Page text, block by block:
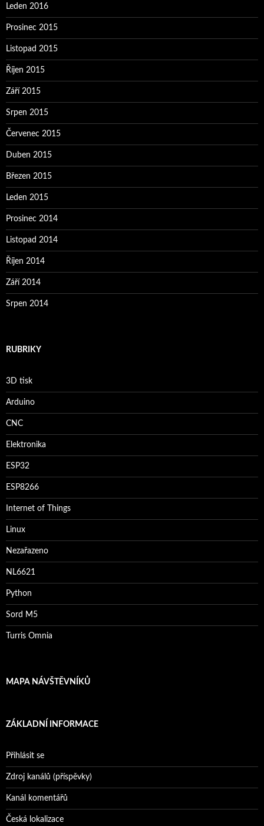
Leden 2016
Prosinec 2015
Listopad 2015
Říjen 2015
Září 2015
Srpen 2015
Červenec 2015
Duben 2015
Březen 2015
Leden 2015
Prosinec 2014
Listopad 2014
Říjen 2014
Září 2014
Srpen 2014
RUBRIKY
3D tisk
Arduino
CNC
Elektronika
ESP32
ESP8266
Internet of Things
Linux
Nezařazeno
NL6621
Python
Sord M5
Turris Omnia
MAPA NÁVŠTĚVNÍKŮ
ZÁKLADNÍ INFORMACE
Přihlásit se
Zdroj kanálů (příspěvky)
Kanál komentářů
Česká lokalizace